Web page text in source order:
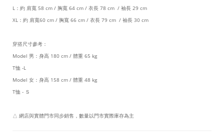
L：約 肩寬 58 cm / 胸寬 64 cm / 衣長 78 cm / 袖長 29 cm
XL：約 肩寬60 cm / 胸寬 66 cm / 衣長 79 cm / 袖長 30 cm
穿搭尺寸參考：
Model 男：身高 180 cm / 體重 65 kg
T恤 -L
Model 女：身高 158 cm / 體重 48 kg
T恤 - Ｓ
△ 網店與實體門市同步銷售，數量以門市實際庫存為主